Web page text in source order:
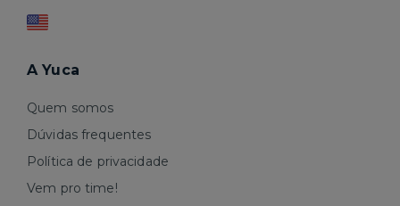
A Yuca
Quem somos
Dúvidas frequentes
Política de privacidade
Vem pro time!